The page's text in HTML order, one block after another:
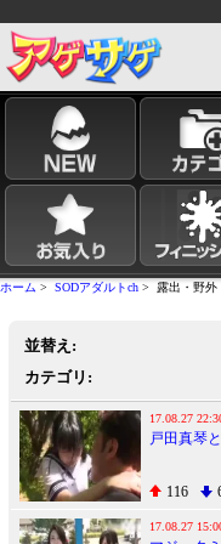
ホーム > SODアダルトch > 露出・野外
並替え:
カテゴリ:
17.08.27
戸田真琴
116
17.08.27